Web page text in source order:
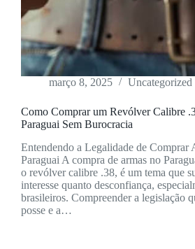
março 8, 2025 Uncategorized
Como Comprar um Revólver Calibre
Paraguai Sem Burocracia
Entendendo a Legalidade de Comprar
Paraguai A compra de armas no
o revólver calibre .38, é um tema que
interesse quanto desconfiança,
brasileiros. Compreender a legislação
posse e a…